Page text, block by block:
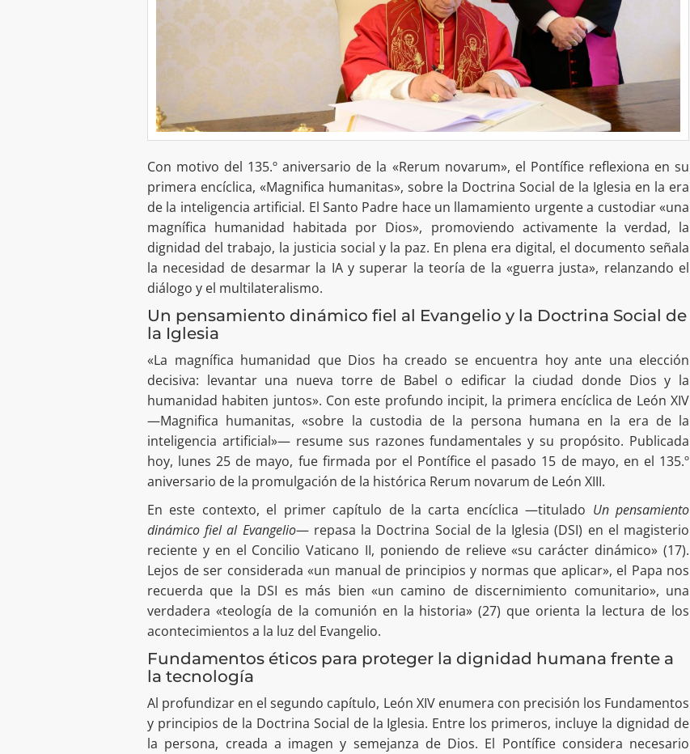
Con motivo del 135.º aniversario de la «Rerum novarum», el Pontífice reflexiona en su
primera encíclica, «Magnifica humanitas», sobre la Doctrina Social de la Iglesia en la era
de la inteligencia artificial. El Santo Padre hace un llamamiento urgente a custodiar «una
magnífica humanidad habitada por Dios», promoviendo activamente la verdad, la
dignidad del trabajo, la justicia social y la paz. En plena era digital, el documento señala
la necesidad de desarmar la IA y superar la teoría de la «guerra justa», relanzando el
diálogo y el multilateralismo.
Un pensamiento dinámico fiel al Evangelio y la Doctrina Social de
la Iglesia
«La magnífica humanidad que Dios ha creado se encuentra hoy ante una elección
decisiva: levantar una nueva torre de Babel o edificar la ciudad donde Dios y la
humanidad habiten juntos». Con este profundo incipit, la primera encíclica de León XIV
—Magnifica humanitas, «sobre la custodia de la persona humana en la era de la
inteligencia artificial»— resume sus razones fundamentales y su propósito. Publicada
hoy, lunes 25 de mayo, fue firmada por el Pontífice el pasado 15 de mayo, en el 135.º
aniversario de la promulgación de la histórica Rerum novarum de León XIII.
En este contexto, el primer capítulo de la carta encíclica —titulado Un pensamiento
dinámico fiel al Evangelio— repasa la Doctrina Social de la Iglesia (DSI) en el magisterio
reciente y en el Concilio Vaticano II, poniendo de relieve «su carácter dinámico» (17).
Lejos de ser considerada «un manual de principios y normas que aplicar», el Papa nos
recuerda que la DSI es más bien «un camino de discernimiento comunitario», una
verdadera «teología de la comunión en la historia» (27) que orienta la lectura de los
acontecimientos a la luz del Evangelio.
Fundamentos éticos para proteger la dignidad humana frente a
la tecnología
Al profundizar en el segundo capítulo, León XIV enumera con precisión los Fundamentos
y principios de la Doctrina Social de la Iglesia. Entre los primeros, incluye la dignidad de
la persona, creada a imagen y semejanza de Dios. El Pontífice considera necesario